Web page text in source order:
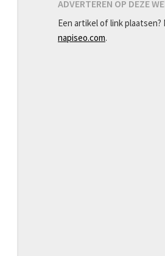
ADVERTEREN OP DEZE
Een artikel of link
napiseo.com.